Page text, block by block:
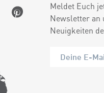
Meldet Euch
Newsletter an
Neuigkeiten